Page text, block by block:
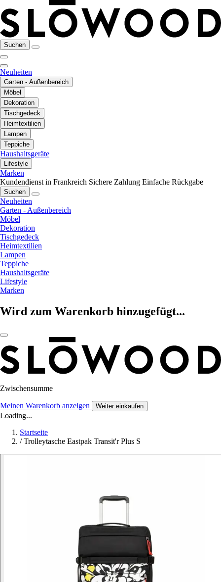
Suchen
Neuheiten
Garten - Außenbereich
Möbel
Dekoration
Tischgedeck
Heimtextilien
Lampen
Teppiche
Haushaltsgeräte
Lifestyle
Marken
Kundendienst in Frankreich Sichere Zahlung Einfache Rückgabe
Suchen
Neuheiten
Garten - Außenbereich
Möbel
Dekoration
Tischgedeck
Heimtextilien
Lampen
Teppiche
Haushaltsgeräte
Lifestyle
Marken
Wird zum Warenkorb hinzugefügt...
Zwischensumme
Meinen Warenkorb anzeigen Weiter einkaufen
Loading...
Startseite
/ Trolleytasche Eastpak Transit'r Plus S